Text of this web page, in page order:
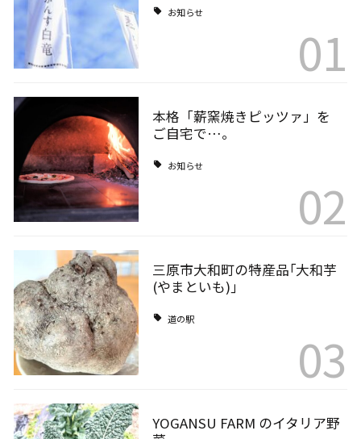
お知らせ
01
本格「薪窯焼きピッツァ」を
ご自宅で…。
お知らせ
02
三原市大和町の特産品｢大和芋
(やまといも)｣
道の駅
03
YOGANSU FARM のイタリア野